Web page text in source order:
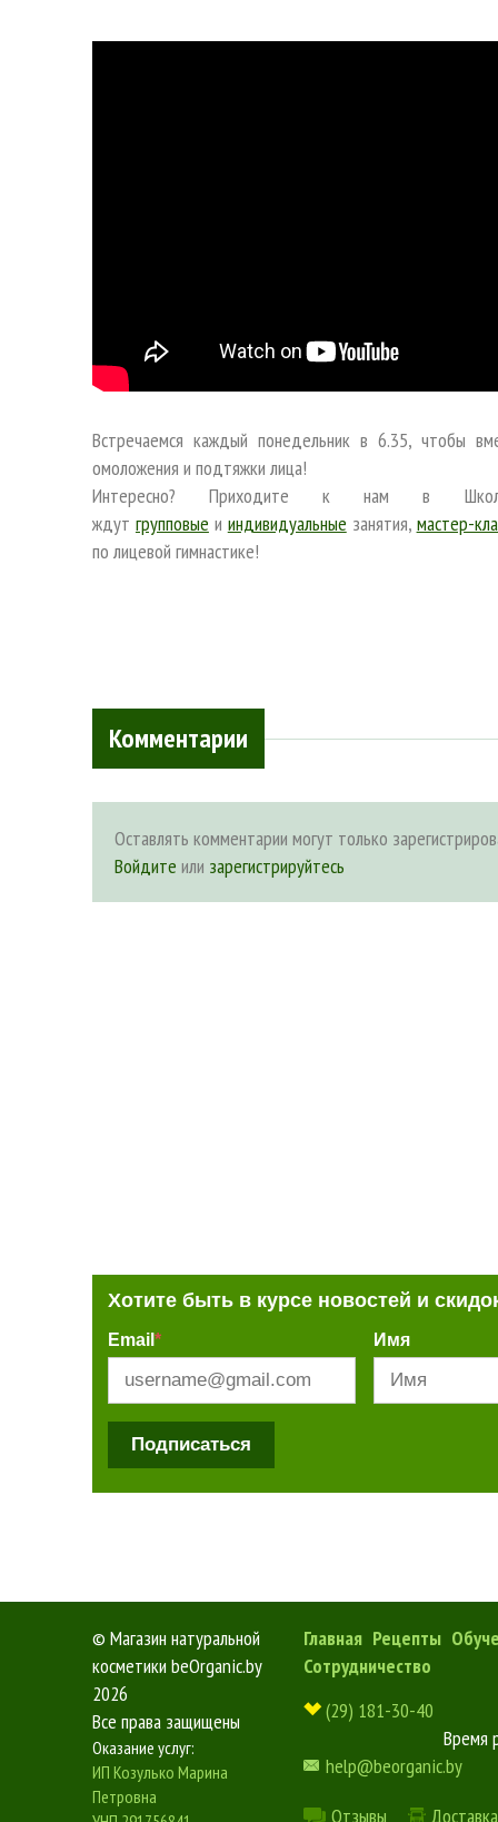
Встречаемся каждый понедельник в 6.35, чтобы
омоложения и подтяжки лица!
Интересно? Приходите к нам в
ждут групповые и индивидуальные занятия, мастер-
по лицевой гимнастике!
Комментарии
Оставлять комментарии могут только
Войдите или зарегистрируйтесь
Хотите быть в курсе новостей и
Email * Имя
Подписаться
© Магазин натуральной
косметики beOrganic.by
2026
Все права защищены
Оказание услуг:
ИП Козулько Марина
Петровна
Главная Рецепты
Сотрудничество
(29) 181-30-40
Время
help@beorganic.by
Отзывы